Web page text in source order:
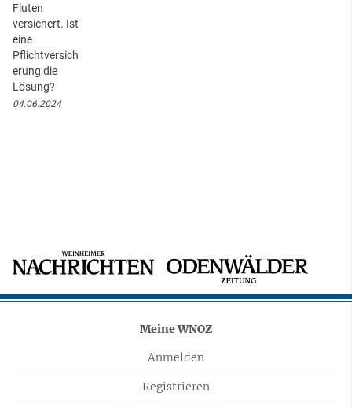
Fluten
versichert. Ist
eine
Pflichtversich
erung die
Lösung?
04.06.2024
Meine WNOZ
Anmelden
Registrieren